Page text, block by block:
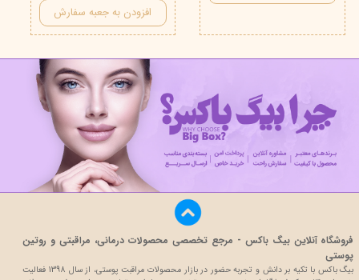
افزودن به جعبه سفارش
فروشگاه آنلاین بیگ باکس - مرجع تخصصی محصولات درمانی، مراقبتی و روتین
پوستی
بیگ باکس با تکیه بر دانش و تجربه حضور در بازار محصولات مراقبت پوستی، از سال 1398 فعالیت